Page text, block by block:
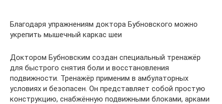
Благодаря упражнениям доктора Бубновского можно
укрепить мышечный каркас шеи
Доктором Бубновским создан специальный тренажёр
для быстрого снятия боли и восстановления
подвижности. Тренажёр применим в амбулаторных
условиях и безопасен. Он представляет собой простую
конструкцию, снабжённую подвижными блоками, арками